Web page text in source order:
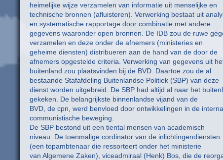
heimelijke wijze verzamelen van informatie uit menselijke en
technische bronnen (afluisteren). Verwerking bestaat uit
en systematische rapportage door combinatie met andere
gegevens waaronder open bronnen. De IDB zou de ruwe
verzamelen en deze onder de afnemers (ministeries en
geheime diensten) distribueren aan de hand van de door de
afnemers opgestelde criteria. Verwerking van gegevens uit
buitenland zou plaatsvinden bij de BVD. Daartoe zou de al
bestaande Stafafdeling Buitenlandse Politiek (SBP) van deze
dienst worden uitgebreid. De SBP had altijd al naar het
gekeken. De belangrijkste binnenlandse vijand van de
BVD, de cpn, werd benvloed door ontwikkelingen in de
communistische beweging.
De SBP bestond uit een tiental mensen van academisch
niveau. De toenmalige cordinator van de inlichtingendiensten
(een topambtenaar die ressorteert onder het ministerie
van Algemene Zaken), viceadmiraal (Henk) Bos, die de